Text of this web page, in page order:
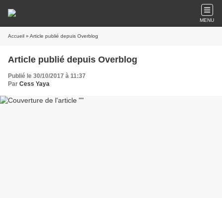
MENU
Accueil » Article publié depuis Overblog
Article publié depuis Overblog
Publié le 30/10/2017 à 11:37
Par Cess Yaya